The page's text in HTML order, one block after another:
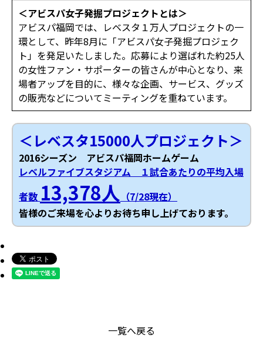
＜アビスパ女子発掘プロジェクトとは＞
アビスパ福岡では、レベスタ１万人プロジェクトの一
環として、昨年8月に「アビスパ女子発掘プロジェク
ト」を発足いたしました。応募により選ばれた約25人
の女性ファン・サポーターの皆さんが中心となり、来
場者アップを目的に、様々な企画、サービス、グッズ
の販売などについてミーティングを重ねています。
＜レベスタ15000人プロジェクト＞
2016シーズン アビスパ福岡ホームゲーム
レベルファイブスタジアム １試合あたりの平均入場
者数 13,378人 （7/28現在）
皆様のご来場を心よりお待ち申し上げております。
一覧へ戻る